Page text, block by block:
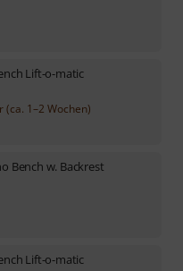
Lift-o-matic
1–2 Wochen)
Bench w. Backrest
Lift-o-matic